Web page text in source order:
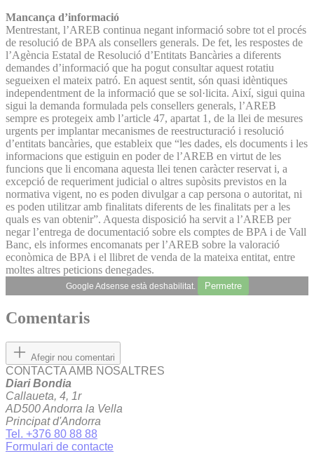
Mancança d’informació
Mentrestant, l’AREB continua negant informació sobre tot el procés
de resolució de BPA als consellers generals. De fet, les respostes de
l’Agència Estatal de Resolució d’Entitats Bancàries a diferents
demandes d’informació que ha pogut consultar aquest rotatiu
segueixen el mateix patró. En aquest sentit, són quasi idèntiques
independentment de la informació que se sol·licita. Així, sigui quina
sigui la demanda formulada pels consellers generals, l’AREB
sempre es protegeix amb l’article 47, apartat 1, de la llei de mesures
urgents per implantar mecanismes de reestructuració i resolució
d’entitats bancàries, que estableix que “les dades, els documents i les
informacions que estiguin en poder de l’AREB en virtut de les
funcions que li encomana aquesta llei tenen caràcter reservat i, a
excepció de requeriment judicial o altres supòsits previstos en la
normativa vigent, no es poden divulgar a cap persona o autoritat, ni
es poden utilitzar amb finalitats diferents de les finalitats per a les
quals es van obtenir”. Aquesta disposició ha servit a l’AREB per
negar l’entrega de documentació sobre els comptes de BPA i de Vall
Banc, els informes encomanats per l’AREB sobre la valoració
econòmica de BPA i el llibret de venda de la mateixa entitat, entre
moltes altres peticions denegades.
Google Adsense està deshabilitat. Permetre
Comentaris
Afegir nou comentari
CONTACTA AMB NOSALTRES
Diari Bondia
Callaueta, 4, 1r
AD500 Andorra la Vella
Principat d'Andorra
Tel. +376 80 88 88
Formulari de contacte